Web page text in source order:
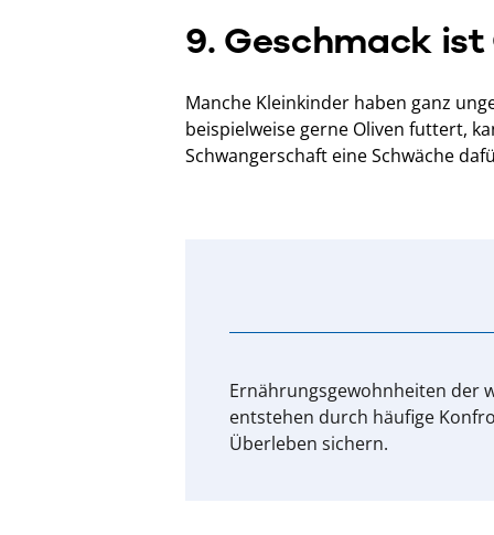
9. Geschmack
Manche Kleinkinder haben ganz
beispielweise gerne Oliven futtert,
Schwangerschaft eine Schwäche
Ernährungsgewohnheiten der
entstehen durch häufige
Überleben sichern.